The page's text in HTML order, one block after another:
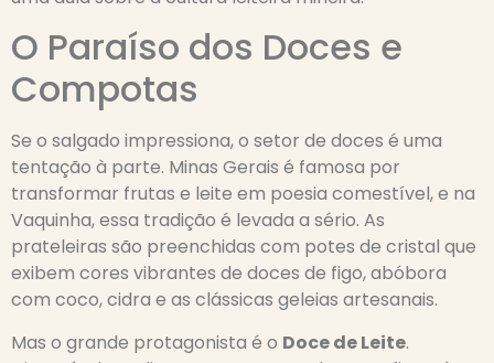
O Paraíso dos Doces e
Compotas
Se o salgado impressiona, o setor de doces é uma
tentação à parte. Minas Gerais é famosa por
transformar frutas e leite em poesia comestível, e na
Vaquinha, essa tradição é levada a sério. As
prateleiras são preenchidas com potes de cristal que
exibem cores vibrantes de doces de figo, abóbora
com coco, cidra e as clássicas geleias artesanais.
Mas o grande protagonista é o Doce de Leite.